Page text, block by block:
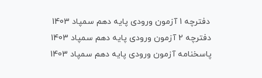
دفترچه 1 آزمون ورودی پایه دهم سمپاد 1403
دفترچه 2 آزمون ورودی پایه دهم سمپاد 1403
پاسخنامه آزمون ورودی پایه دهم سمپاد 1403